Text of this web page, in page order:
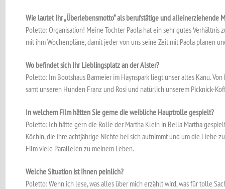
Wie lautet Ihr „Überlebensmotto“ als berufstätige und allein­er­ziehende
Poletto: Organisation! Meine Tochter Paola hat ein sehr gutes Verhältnis
mit ihm Wochenpläne, damit jeder von uns seine Zeit mit Paola planen
Wo befindet sich Ihr Lieblingsplatz an der Alster?
Poletto: Im Bootshaus Barmeier im Haynspark liegt unser altes Kanu.
samt unseren Hunden Franz und Rosi und natürlich unserem Picknick-
In welchem Film hätten Sie gerne die weibliche Hauptrolle gespielt?
Poletto: Ich hätte gern die Rolle der Martha Klein in Bella Martha
Köchin, die ihre achtjährige Nichte bei sich aufnimmt und um die Liebe
Film viele Parallelen zu meinem Leben.
Welche Situation ist Ihnen peinlich?
Poletto: Wenn ich lese, was alles über mich erzählt wird, was für tolle